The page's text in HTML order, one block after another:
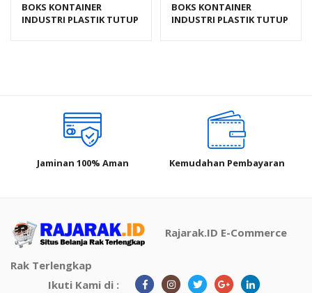
BOKS KONTAINER
INDUSTRI PLASTIK TUTUP
BOKS KONTAINER
INDUSTRI PLASTIK TUTUP
Jaminan 100% Aman Kemudahan Pembayaran
Rajarak.ID E-Commerce
Rak Terlengkap
Ikuti Kami di :